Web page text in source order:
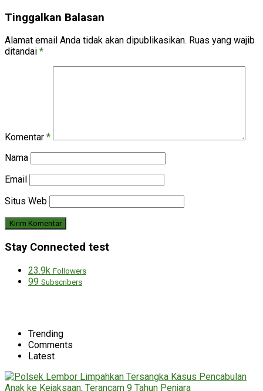
Tinggalkan Balasan
Alamat email Anda tidak akan dipublikasikan. Ruas yang wajib
ditandai *
Komentar *
Nama
Email
Situs Web
Stay Connected test
23.9k Followers
99 Subscribers
Trending
Comments
Latest